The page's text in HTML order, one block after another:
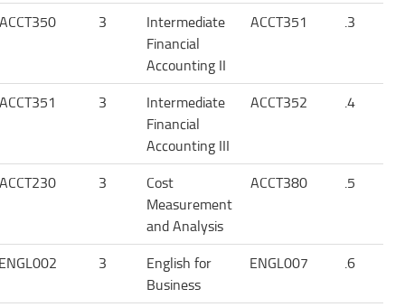
3.
ACCT351
Intermediate
Financial
Accounting II
3
ACCT350
4.
ACCT352
Intermediate
Financial
Accounting III
3
ACCT351
5.
ACCT380
Cost
Measurement
and Analysis
3
ACCT230
6.
ENGL007
English for
Business
3